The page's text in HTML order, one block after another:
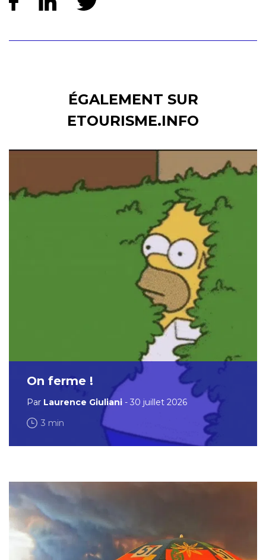
ÉGALEMENT SUR
ETOURISME.INFO
On ferme !
Par Laurence Giuliani - 30 juillet 2026
3 min